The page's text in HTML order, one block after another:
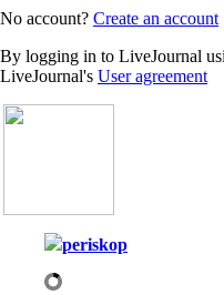
No account? Create an account
By logging in to LiveJournal
LiveJournal's User agreement
periskop